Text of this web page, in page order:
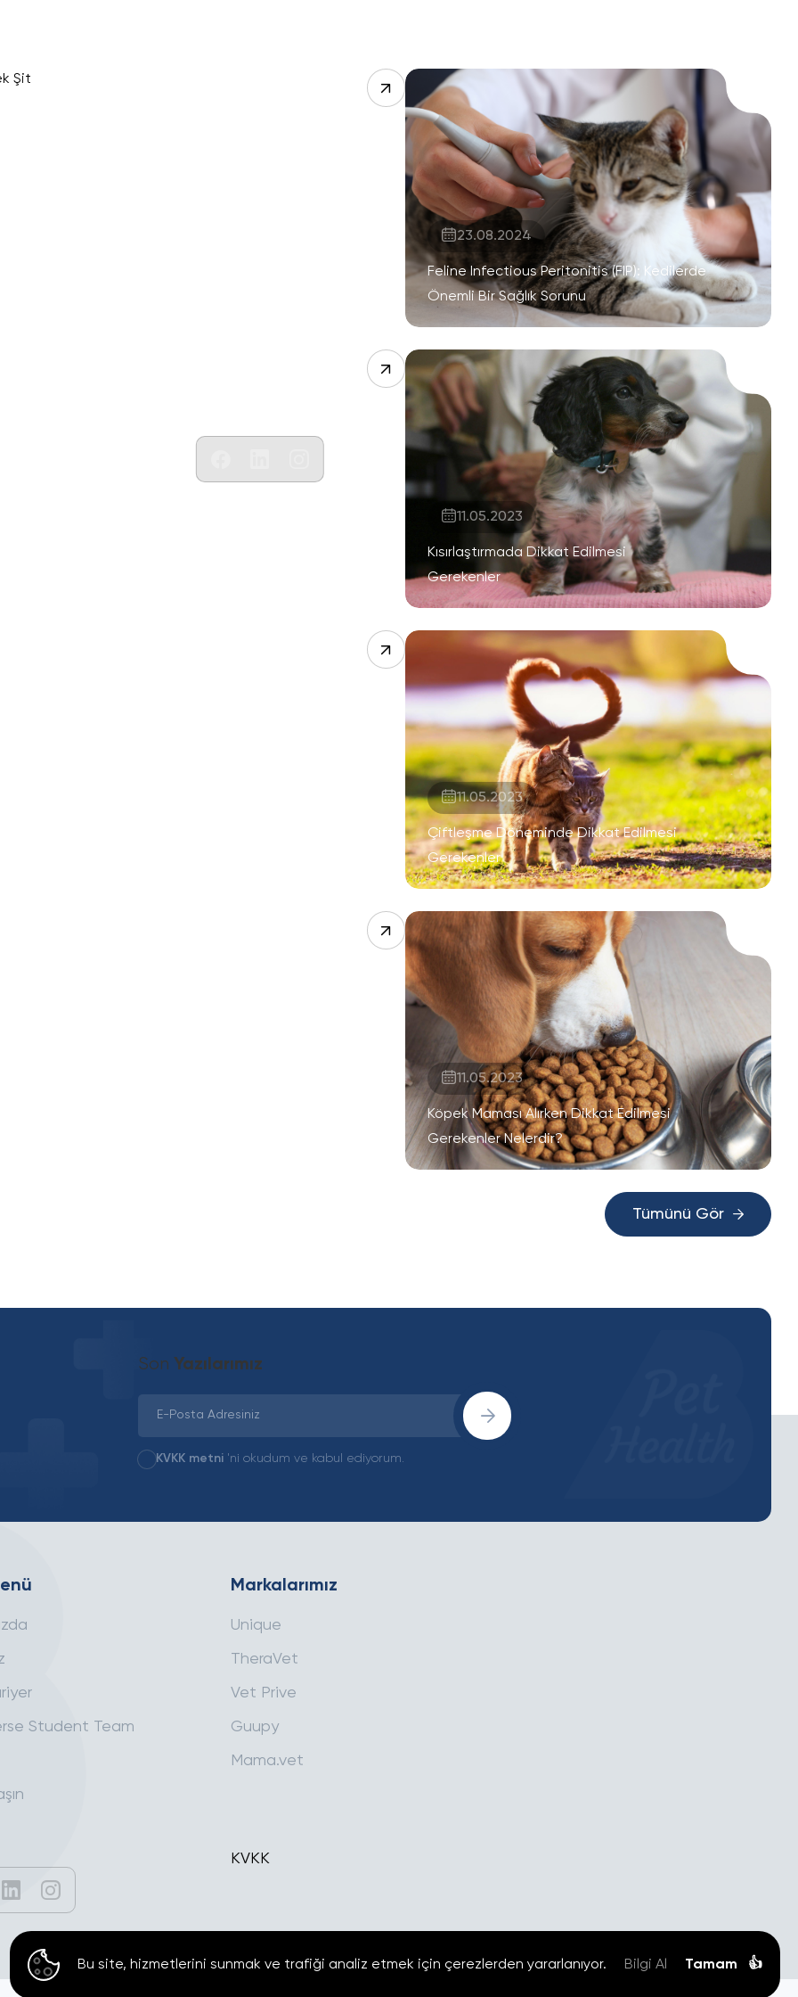
23.08.2024
Feline Infectious Peritonitis (FIP): Kedilerde
Önemli Bir Sağlık Sorunu
11.05.2023
Kısırlaştırmada Dikkat Edilmesi
Gerekenler
11.05.2023
Çiftleşme Döneminde Dikkat Edilmesi
Gerekenler
11.05.2023
Köpek Maması Alırken Dikkat Edilmesi
Gerekenler Nelerdir?
Tümünü Gör
Son Yazılarımız
KVKK metni 'ni okudum ve kabul ediyorum.
Student Team
Markalarımız
Unique
TheraVet
Vet Prive
Guupy
Mama.vet
KVKK
Bu site, hizmetlerini sunmak ve trafiği analiz etmek için çerezlerden yararlanıyor. Bilgi Al Tamam 👍